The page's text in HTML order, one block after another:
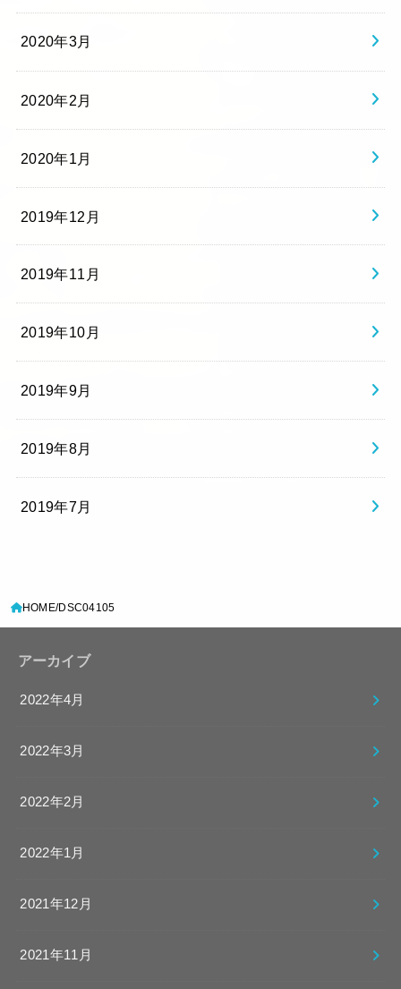
2020年3月
2020年2月
2020年1月
2019年12月
2019年11月
2019年10月
2019年9月
2019年8月
2019年7月
HOME DSC04105
アーカイブ
2022年4月
2022年3月
2022年2月
2022年1月
2021年12月
2021年11月